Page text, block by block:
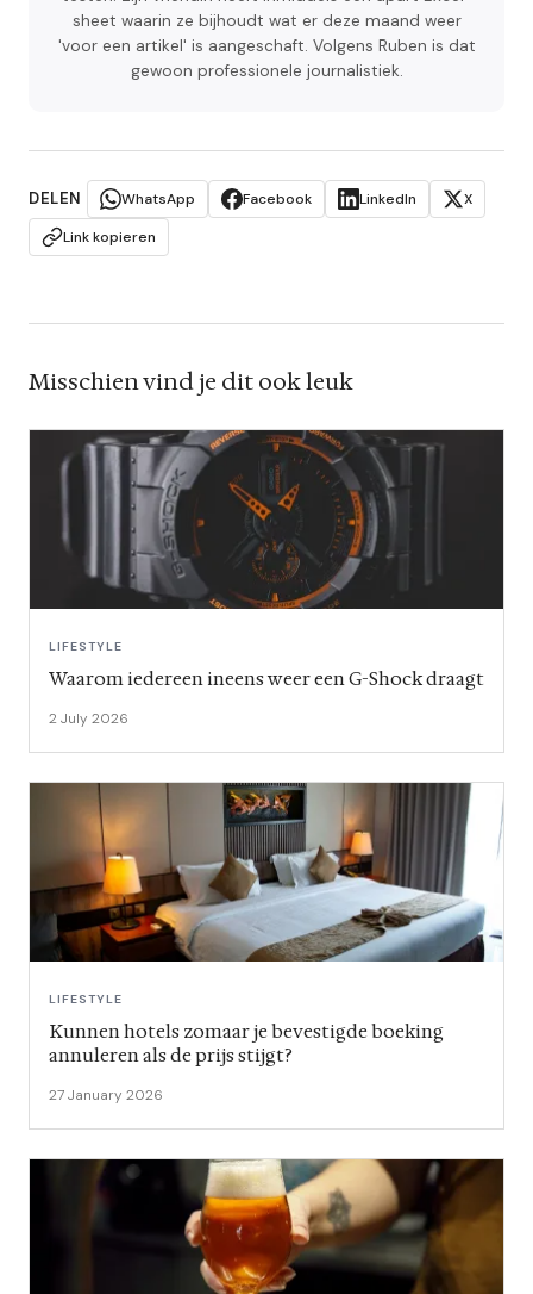
sheet waarin ze bijhoudt wat er deze maand weer
'voor een artikel' is aangeschaft. Volgens Ruben is dat
gewoon professionele journalistiek.
DELEN WhatsApp Facebook LinkedIn
X
Link kopieren
Misschien vind je dit ook leuk
LIFESTYLE
Waarom iedereen ineens weer een G-Shock draagt
2 July 2026
LIFESTYLE
Kunnen hotels zomaar je bevestigde boeking
annuleren als de prijs stijgt?
27 January 2026